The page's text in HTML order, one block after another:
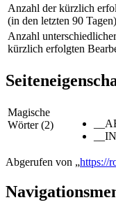
Anzahl der kürzlich
(in den letzten 90 Tagen)
Anzahl
kürzlich erfolgten
Magische
Wörter (2)
Abgerufen von „https://